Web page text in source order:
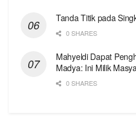
Tanda Titik pada
0 SHARES
Mahyeldi Dapat
Madya: Ini Milik
0 SHARES